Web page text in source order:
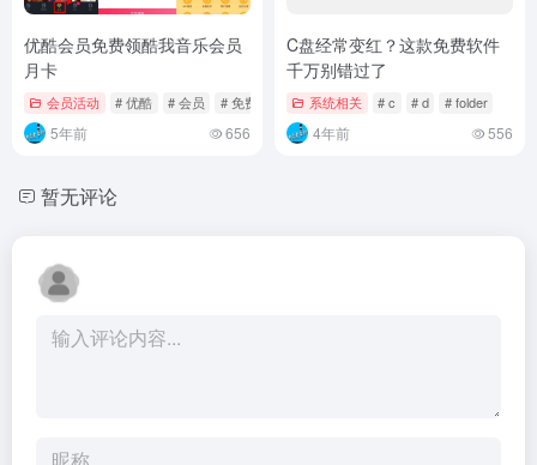
优酷会员免费领酷我音乐会员
月卡
会员活动 # 优酷 # 会员 # 免费
5年前 656
C盘经常变红？这款免费软件
千万别错过了
系统相关 # c # d # folder
4年前 556
暂无评论